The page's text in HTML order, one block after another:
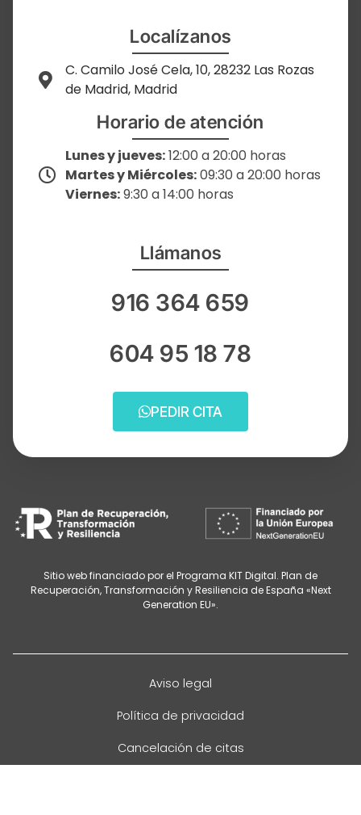
Localízanos
C. Camilo José Cela, 10, 28232 Las Rozas
de Madrid, Madrid
Horario de atención
Lunes y jueves:12:00 a 20:00 horas
Martes y Miércoles:09:30 a 20:00 horas
Viernes:9:30 a 14:00 horas
Llámanos
916 364 659
604 95 18 78
PEDIR CITA
Sitio web financiado por el Programa KIT Digital. Plan de
Recuperación, Transformación y Resiliencia de España «Next
Generation EU».
Aviso legal
Política de privacidad
Cancelación de citas